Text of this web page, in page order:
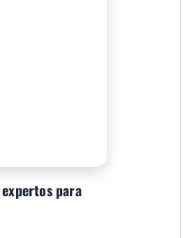
para